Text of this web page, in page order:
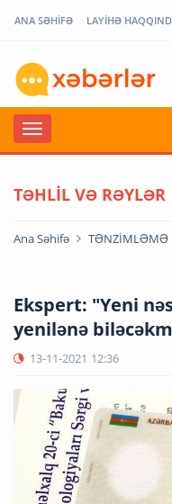
ANA SƏHİFƏ LAYİHƏ
TƏHLİL VƏ RƏYLƏR
Ana Səhifə TƏNZİMLƏMƏ
Ekspert: "Yeni
yenilənə
13-11-2021 12:36